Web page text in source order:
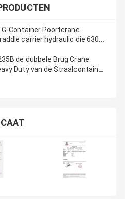
Container Poortcrane
carrier hydraulic die 630m
de dubbele Brug Crane
Duty van de Straalcontainer